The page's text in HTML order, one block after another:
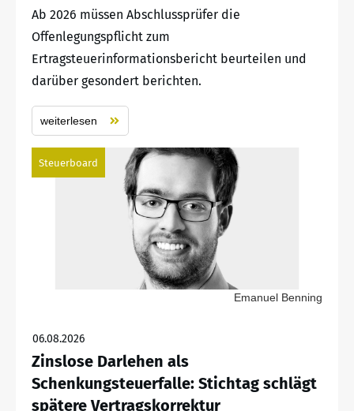
Ab 2026 müssen Abschlussprüfer die
Offenlegungspflicht zum
Ertragsteuerinformationsbericht beurteilen und
darüber gesondert berichten.
weiterlesen
Steuerboard
Emanuel Benning
06.08.2026
Zinslose Darlehen als
Schenkungsteuerfalle: Stichtag schlägt
spätere Vertragskorrektur